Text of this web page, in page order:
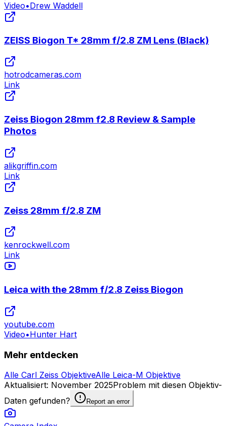
Video•Drew Waddell
ZEISS Biogon T* 28mm f/2.8 ZM Lens (Black)
hotrodcameras.com
Link
Zeiss Biogon 28mm f2.8 Review & Sample
Photos
alikgriffin.com
Link
Zeiss 28mm f/2.8 ZM
kenrockwell.com
Link
Leica with the 28mm f/2.8 Zeiss Biogon
youtube.com
Video•Hunter Hart
Mehr entdecken
Alle Carl Zeiss ObjektiveAlle Leica-M Objektive
Aktualisiert: November 2025Problem mit diesen Objektiv-
Daten gefunden?
Report an error